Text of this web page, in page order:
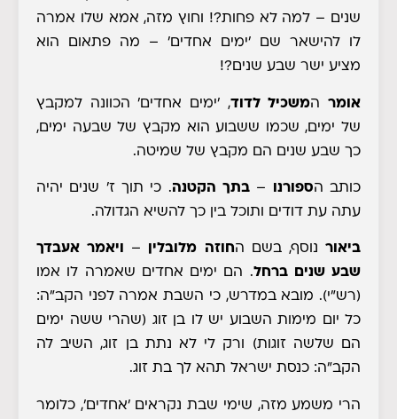
שנים – למה לא פחות?! וחוץ מזה, אמא שלו אמרה
לו להישאר שם 'ימים אחדים' – מה פתאום הוא
מציע ישר שבע שנים?!
אומר המשכיל לדוד, 'ימים אחדים' הכוונה למקבץ
של ימים, שכמו ששבוע הוא מקבץ של שבעה ימים,
כך שבע שנים הם מקבץ של שמיטה.
כותב הספורנו – בתך הקטנה. כי תוך ז' שנים יהיה
עתה עת דודים ותוכל בין כך להשיא הגדולה.
ביאור נוסף, בשם החוזה מלובלין – ויאמר אעבדך
שבע שנים ברחל. הם ימים אחדים שאמרה לו אמו
(רש"י). מובא במדרש, כי השבת אמרה לפני הקב"ה:
כל יום מימות השבוע יש לו בן זוג (שהרי ששה ימים
הם שלשה זוגות) ורק לי לא נתת בן זוג, השיב לה
הקב"ה: כנסת ישראל תהא לך בת זוג.
הרי משמע מזה, שימי שבת נקראים 'אחדים', כלומר